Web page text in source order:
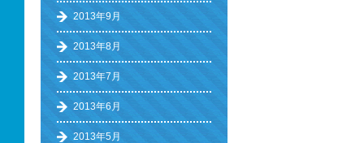
2013年9月
2013年8月
2013年7月
2013年6月
2013年5月